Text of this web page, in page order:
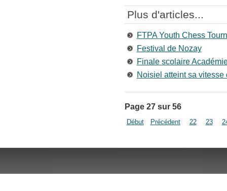
Plus d'articles...
FTPA Youth Chess
Festival de Nozay
Finale scolaire
Noisiel atteint sa vitesse
Page 27 sur 56
Début Précédent 22 23